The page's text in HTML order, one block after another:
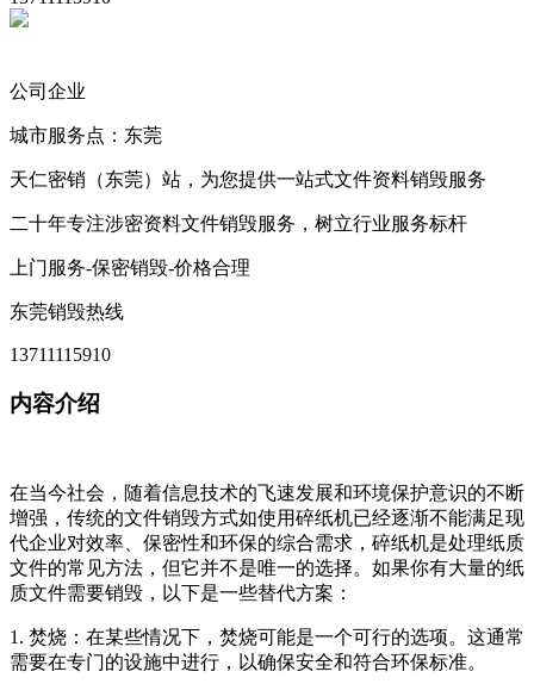
公司企业
城市服务点：东莞
天仁密销（东莞）站，为您提供一站式文件资料销毁服务
二十年专注涉密资料文件销毁服务，树立行业服务标杆
上门服务-保密销毁-价格合理
东莞销毁热线
13711115910
内容介绍
在当今社会，随着信息技术的飞速发展和环境保护意识的不断
增强，传统的文件销毁方式如使用碎纸机已经逐渐不能满足现
代企业对效率、保密性和环保的综合需求，碎纸机是处理纸质
文件的常见方法，但它并不是唯一的选择。如果你有大量的纸
质文件需要销毁，以下是一些替代方案：
1. 焚烧：在某些情况下，焚烧可能是一个可行的选项。这通常
需要在专门的设施中进行，以确保安全和符合环保标准。